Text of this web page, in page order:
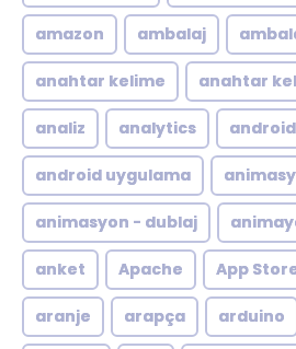
amazon ambalaj
anahtar kelime anahtar
analiz analytics android
android uygulama
animasyon - dublaj
anket Apache App
aranje arapça arduino